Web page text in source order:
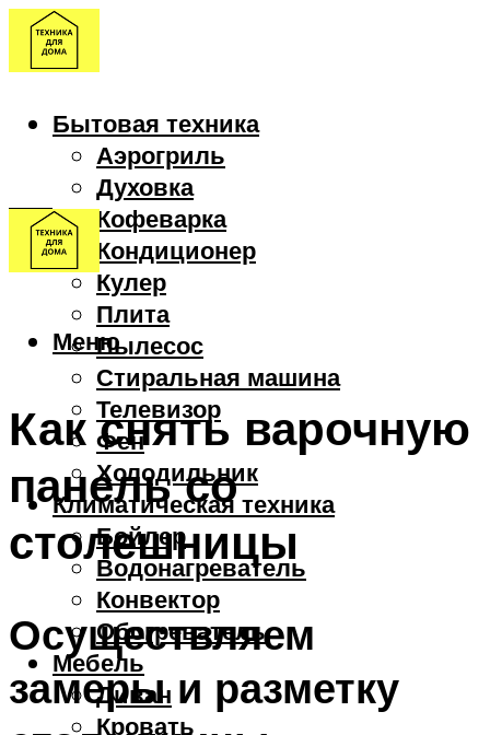
Бытовая техника
Аэрогриль
Духовка
Кофеварка
Кондиционер
Кулер
Плита
Пылесос
Стиральная машина
Телевизор
Фен
Холодильник
Климатическая техника
Бойлер
Водонагреватель
Конвектор
Обогреватель
Мебель
Диван
Кровать
Меню
Как снять варочную
панель со
столешницы
Осуществляем
замеры и разметку